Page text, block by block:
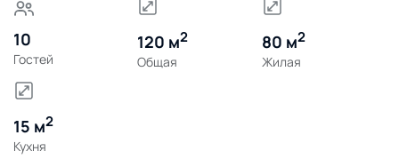
10
Гостей
120 м2
Общая
80 м2
Жилая
15 м2
Кухня